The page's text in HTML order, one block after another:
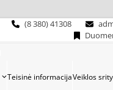
(8 380) 41308
Teisinė informacijaVeiklos